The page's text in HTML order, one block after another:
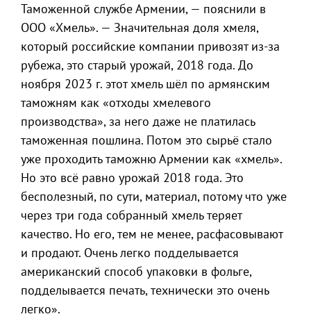
Таможенной службе Армении, — пояснили в
ООО «Хмель». — Значительная доля хмеля,
который российские компании привозят из-за
рубежа, это старый урожай, 2018 года. До
ноября 2023 г. этот хмель шёл по армянским
таможням как «отходы хмелевого
производства», за него даже не платилась
таможенная пошлина. Потом это сырьё стало
уже проходить таможню Армении как «хмель».
Но это всё равно урожай 2018 года. Это
бесполезный, по сути, материал, потому что уже
через три года собранный хмель теряет
качество. Но его, тем не менее, расфасовывают
и продают. Очень легко подделывается
американский способ упаковки в фольге,
подделывается печать, технически это очень
легко».